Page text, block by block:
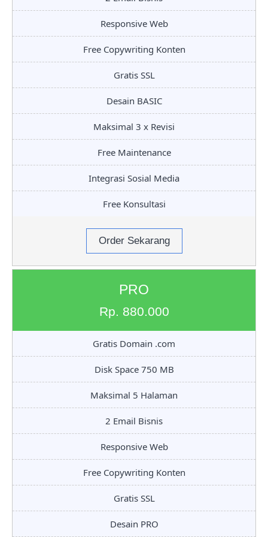
Responsive Web
Free Copywriting Konten
Gratis SSL
Desain BASIC
Maksimal 3 x Revisi
Free Maintenance
Integrasi Sosial Media
Free Konsultasi
Order Sekarang
PRO
Rp. 880.000
Gratis Domain .com
Disk Space 750 MB
Maksimal 5 Halaman
2 Email Bisnis
Responsive Web
Free Copywriting Konten
Gratis SSL
Desain PRO